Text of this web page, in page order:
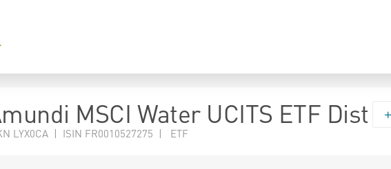
MSCI Water UCITS ETF Dist
LYX0CA | ISIN FR0010527275 | ETF